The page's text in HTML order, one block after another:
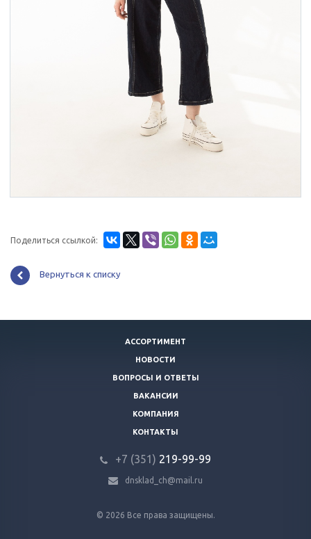
Поделиться ссылкой:
Вернуться к списку
© 2026 Все права защищены.
АССОРТИМЕНТ
НОВОСТИ
ВОПРОСЫ И ОТВЕТЫ
ВАКАНСИИ
КОМПАНИЯ
КОНТАКТЫ
+7 (351) 219-99-99
dnsklad_ch@mail.ru